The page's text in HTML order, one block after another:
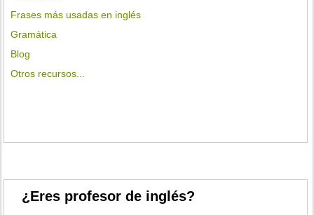
Frases más usadas en inglés
Gramática
Blog
Otros recursos...
¿Eres profesor de inglés?